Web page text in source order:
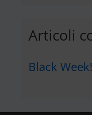
Articoli
Black Week!